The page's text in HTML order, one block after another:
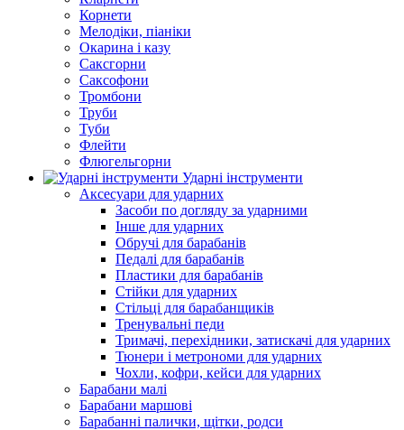
Корнети
Мелодіки, піаніки
Окарина і казу
Саксгорни
Саксофони
Тромбони
Труби
Туби
Флейти
Флюгельгорни
Ударні інструменти
Аксесуари для ударних
Засоби по догляду за ударними
Інше для ударних
Обручі для барабанів
Педалі для барабанів
Пластики для барабанів
Стійки для ударних
Стільці для барабанщиків
Тренувальні педи
Тримачі, перехідники, затискачі для ударних
Тюнери і метрономи для ударних
Чохли, кофри, кейси для ударних
Барабани малі
Барабани маршові
Барабанні палички, щітки, родси